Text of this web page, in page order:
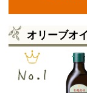
オリーブオ